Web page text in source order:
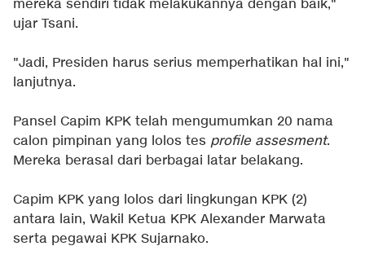
mereka sendiri tidak melakukannya dengan baik,"
ujar Tsani.
"Jadi, Presiden harus serius memperhatikan hal ini,"
lanjutnya.
Pansel Capim KPK telah mengumumkan 20 nama
calon pimpinan yang lolos tes profile assesment.
Mereka berasal dari berbagai latar belakang.
Capim KPK yang lolos dari lingkungan KPK (2)
antara lain, Wakil Ketua KPK Alexander Marwata
serta pegawai KPK Sujarnako.